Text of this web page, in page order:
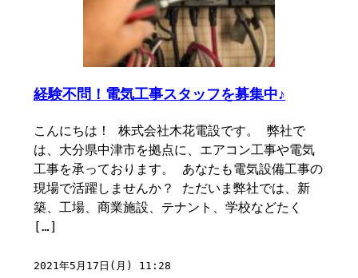
経験不問！電気工事スタッフを募集中♪
こんにちは！ 株式会社木花電設です。 弊社で
は、大分県中津市を拠点に、エアコン工事や電気
工事を承っております。 あなたも電気設備工事の
現場で活躍しませんか？ ただいま弊社では、新
築、工場、商業施設、テナント、学校などたく
[…]
2021年5月17日(月) 11:28